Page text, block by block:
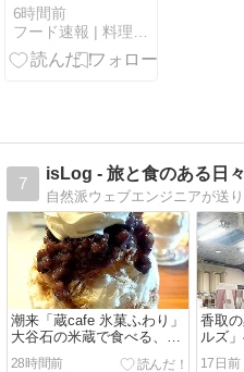
「申し訳ない
が消費税1%に
なったらその
6時間前
7
isLog - 旅と食のある日
潮来「蔵cafe 氷菓ふわり」
大谷石の米蔵で食べる、ふ
わふわの天然氷かき氷
28時間前
香取
ルズ
泉と
17日前